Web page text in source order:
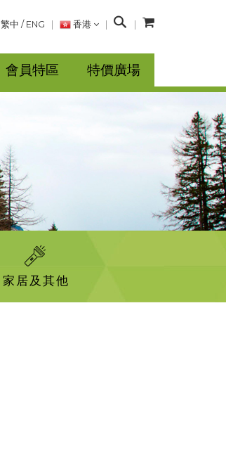
繁中 / ENG 香港
搜
會員特區 特價廣場
家居及其他